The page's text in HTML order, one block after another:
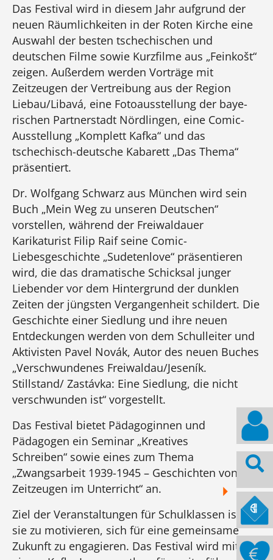
Das Festival wird in diesem Jahr aufgrund der
neuen Räumlichkeiten in der Roten Kirche eine
Auswahl der besten tschechischen und
deutschen Filme sowie Kurzfilme aus „Feinkošt“
zeigen. Außerdem werden Vorträge mit
Zeitzeugen der Vertreibung aus der Region
Liebau/Libavá, eine Fotoausstellung der baye­
rischen Partnerstadt Nördlingen, eine Comic-
Ausstellung „Komplett Kafka“ und das
tschechisch-deutsche Kabarett „Das Thema“
präsentiert.
Dr. Wolfgang Schwarz aus München wird sein
Buch „Mein Weg zu unseren Deutschen“
vorstellen, während der Freiwaldauer
Karikaturist Filip Raif seine Comic-
Liebesgeschichte „Sudetenlove“ präsentieren
wird, die das dramatische Schicksal junger
Liebender vor dem Hintergrund der dunklen
Zeiten der jüngsten Vergangenheit schildert. Die
Geschichte einer Siedlung und ihre neuen
Entdeckungen werden von dem Schulleiter und
Aktivisten Pavel Novák, Autor des neuen Buches
„Verschwundenes Freiwaldau/Jeseník.
Stillstand/ Zastávka: Eine Siedlung, die nicht
verschwunden ist“ vorgestellt.
Das Festival bietet Pädagoginnen und
Pädagogen ein Seminar „Kreatives
Schreiben“ sowie eines zum Thema
„Zwangsarbeit 1939-1945 – Geschichten von
Zeit­zeugen im Unterricht“ an.
Ziel der Veranstaltungen für Schulklassen ist es,
sie zu motivieren, sich für eine gemeinsame
Zukunft zu engagieren. Das Festival wird mit